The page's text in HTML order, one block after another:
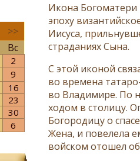
>>
Вс
2
9
16
23
30
6
Икона Богоматери
эпоху
Иисуса,
страданиях Сына.
С этой иконой
во времена
во Владимире. По
ходом в столицу.
Богородицу о
Жена, и повелела
войском отошел